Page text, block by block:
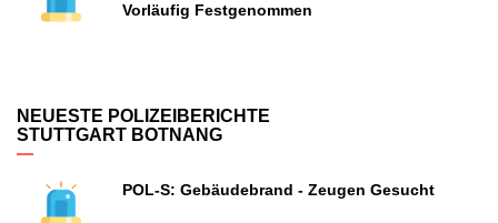
Vorläufig Festgenommen
NEUESTE POLIZEIBERICHTE
STUTTGART BOTNANG
POL-S: Gebäudebrand - Zeugen Gesucht